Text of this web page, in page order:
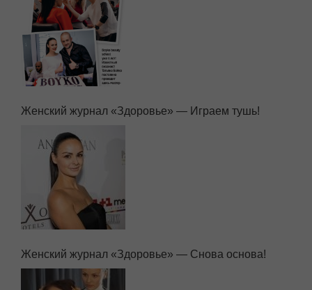
Женский журнал «Здоровье» — Играем тушь!
Женский журнал «Здоровье» — Снова основа!